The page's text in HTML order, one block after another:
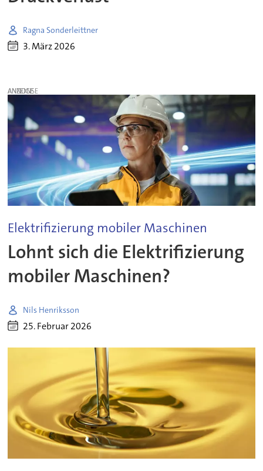
Ragna Sonderleittner
3. März 2026
ANZEIGE
Elektrifizierung mobiler Maschinen
Lohnt sich die Elektrifizierung
mobiler Maschinen?
Nils Henriksson
25. Februar 2026